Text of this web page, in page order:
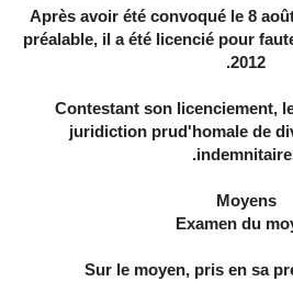
2. Après avoir été convoqué le 8
préalable, il a été licencié pour
2012.
3. Contestant son licenciement,
juridiction prud'homale de
Moyens
Examen du
Sur le moyen, pris en sa